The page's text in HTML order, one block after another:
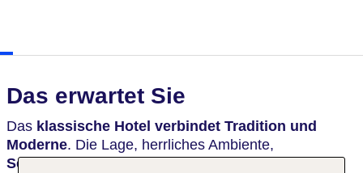
Das erwartet Sie
Das klassische Hotel verbindet Tradition und
Moderne. Die Lage, herrliches Ambiente,
Servicequalität und kulinarische Genüsse